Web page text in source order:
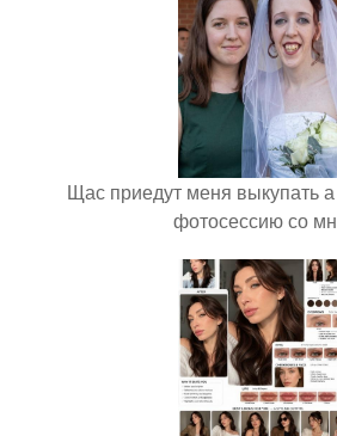
Щас приедут меня выкупать а
фотосессию со